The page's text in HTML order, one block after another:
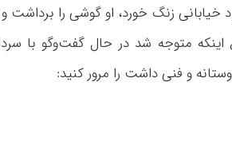
خیابانی زنگ خورد، او گوشی را
متوجه شد در حال گفت‌وگو با
و فنی داشت را مرور کنید: